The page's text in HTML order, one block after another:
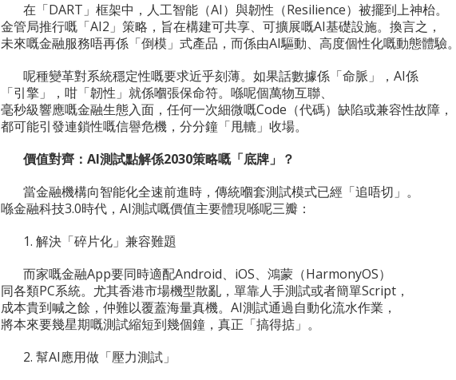
在「DART」框架中，人工智能（AI）與韌性（Resilience）被擺到上神枱。
金管局推行嘅「AI2」策略，旨在構建可共享、可擴展嘅AI基礎設施。換言之，
未來嘅金融服務唔再係「倒模」式產品，而係由AI驅動、高度個性化嘅動態體驗。
呢種變革對系統穩定性嘅要求近乎刻薄。如果話數據係「命脈」，AI係
「引擎」，咁「韌性」就係嗰張保命符。喺呢個萬物互聯、
毫秒級響應嘅金融生態入面，任何一次細微嘅Code（代碼）缺陷或兼容性故障，
都可能引發連鎖性嘅信譽危機，分分鐘「甩轆」收場。
價值對齊： AI測試點解係2030策略嘅「底牌」？
當金融機構向智能化全速前進時，傳統嗰套測試模式已經「追唔切」。
喺金融科技3.0時代，AI測試嘅價值主要體現喺呢三瓣：
1. 解決「碎片化」兼容難題
而家嘅金融App要同時適配Android、iOS、鴻蒙（HarmonyOS）
同各類PC系統。尤其香港市場機型散亂，單靠人手測試或者簡單Script，
成本貴到喊之餘，仲難以覆蓋海量真機。AI測試通過自動化流水作業，
將本來要幾星期嘅測試縮短到幾個鐘，真正「搞得掂」。
2. 幫AI應用做「壓力測試」